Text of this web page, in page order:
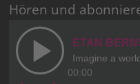
Hören und